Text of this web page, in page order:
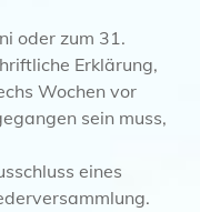
oder zum 31.
Erklärung,
Wochen vor
sein muss,
eines